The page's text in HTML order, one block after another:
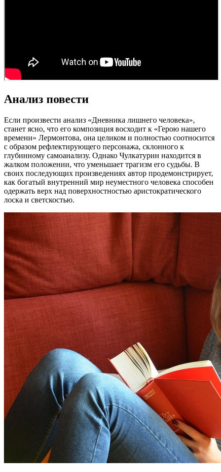
Анализ повести
Если произвести анализ «Дневника лишнего человека»,
станет ясно, что его композиция восходит к «Герою нашего
времени» Лермонтова, она целиком и полностью соотносится
с образом рефлектирующего персонажа, склонного к
глубинному самоанализу. Однако Чулкатурин находится в
жалком положении, что уменьшает трагизм его судьбы. В
своих последующих произведениях автор продемонстрирует,
как богатый внутренний мир неуместного человека способен
одержать верх над поверхностностью аристократического
лоска и светскостью.